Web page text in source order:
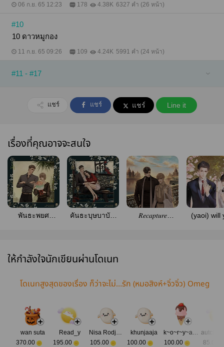
06 ก.ย. 65 12:23 178 4.38K 6327 คำ (26 หน้า)
#10
10 ดาวหมูกอง
11 ก.ย. 65 09:26 109 4.24K 5991 คำ (24 หน้า)
#11 - #17
แชร์ แชร์ แชร์ Line it
เรื่องที่คุณอาจจะสนใจ
พันธะพยศ
คันธะบุษบาบัณ
𝑅𝑒𝑐𝑎𝑝𝑡𝑢𝑟𝑒
(yaoi) will
ให้กำลังใจนักเขียนผ่านโดเนท
โดเนทสูงสุดของเรื่อง ก็ว่าจะไม่…รัก (หมอสิงห์+จิ๋วจิ๋ว) Omeg
wan suta
370.00
Read_y
195.00
Nisa Rodjam
105.00
khunjaaja
100.00
k~o~r~y~a~H
100.00
85.00